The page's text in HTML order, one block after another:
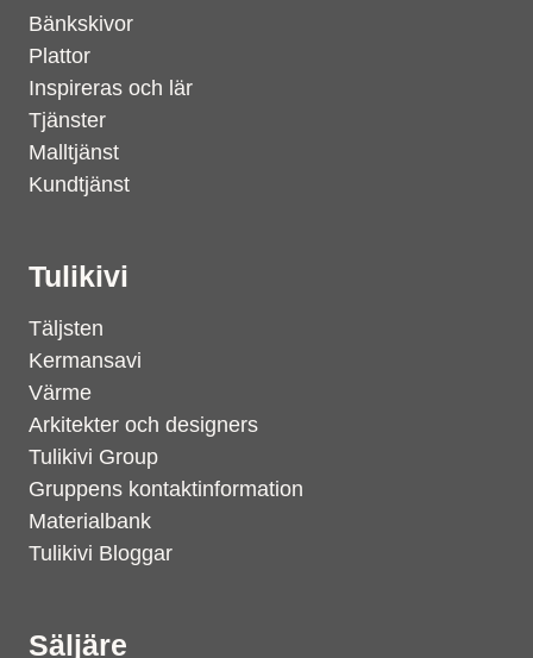
Bänkskivor
Plattor
Inspireras och lär
Tjänster
Malltjänst
Kundtjänst
Tulikivi
Täljsten
Kermansavi
Värme
Arkitekter och designers
Tulikivi Group
Gruppens kontaktinformation
Materialbank
Tulikivi Bloggar
Säljäre